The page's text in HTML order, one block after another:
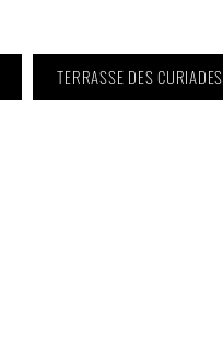
TERRASSE DES CURIADES